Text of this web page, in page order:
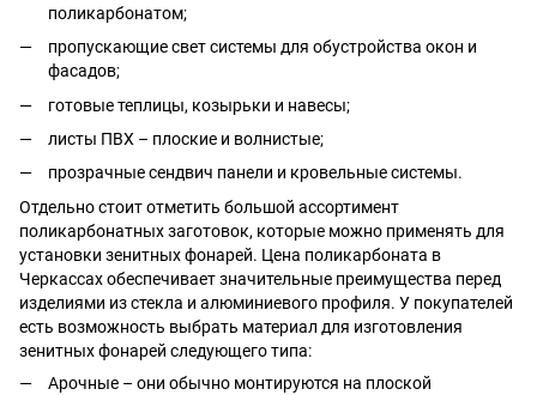
поликарбонатом;
пропускающие свет системы для обустройства окон и
фасадов;
готовые теплицы, козырьки и навесы;
листы ПВХ – плоские и волнистые;
прозрачные сендвич панели и кровельные системы.
Отдельно стоит отметить большой ассортимент
поликарбонатных заготовок, которые можно применять для
установки зенитных фонарей. Цена поликарбоната в
Черкассах обеспечивает значительные преимущества перед
изделиями из стекла и алюминиевого профиля. У покупателей
есть возможность выбрать материал для изготовления
зенитных фонарей следующего типа:
Арочные – они обычно монтируются на плоской